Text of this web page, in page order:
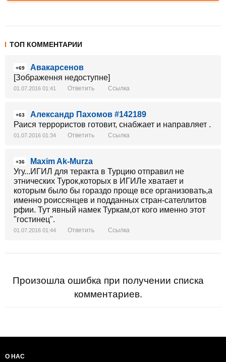
ТОП КОММЕНТАРИИ
+69
Авакарсенов
[Зображення недоступне]
01.07.2016 01:41 Ответить Ссылка
+63
Александр Пахомов #142189
Раися террористов готовит, снабжает и направляет .
01.07.2016 01:34 Ответить Ссылка
+36
Maxim Ak-Murza
Угу...ИГИЛ для теракта в Турцию отправил не
этнических Турок,которых в ИГИЛе хватает и
которым было бы гораздо проще все организовать,а
именно роиссянцев и подданных стран-сателлитов
рфии. Тут явный намек Туркам,от кого именно этот
"гостинец".
01.07.2016 01:44 Ответить Ссылка
Произошла ошибка при получении списка
комментариев.
О НАС